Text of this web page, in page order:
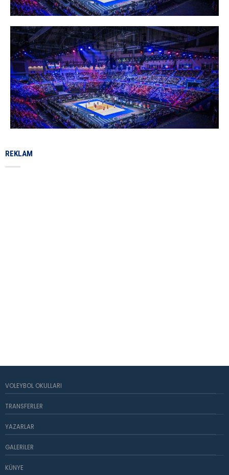
REKLAM
VOLEYBOL OKULLARI
TRANSFERLER
YAZARLAR
GALERILER
KÜNYE